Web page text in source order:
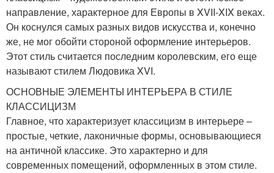
направление, характерное для Европы в XVII-XIX веках.
Он коснулся самых разных видов искусства и, конечно
же, не мог обойти стороной оформление интерьеров.
Этот стиль считается последним королевским, его еще
называют стилем Людовика XVI.
ОСНОВНЫЕ ЭЛЕМЕНТЫ ИНТЕРЬЕРА В СТИЛЕ
КЛАССИЦИЗМ
Главное, что характеризует классицизм в интерьере –
простые, четкие, лаконичные формы, основывающиеся
на античной классике. Это характерно и для
современных помещений, оформленных в этом стиле.